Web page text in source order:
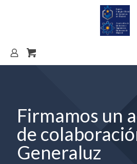
Firmamos un
de
Generaluz